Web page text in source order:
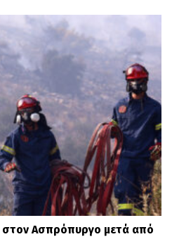
Ασπρόπυργο μετά από